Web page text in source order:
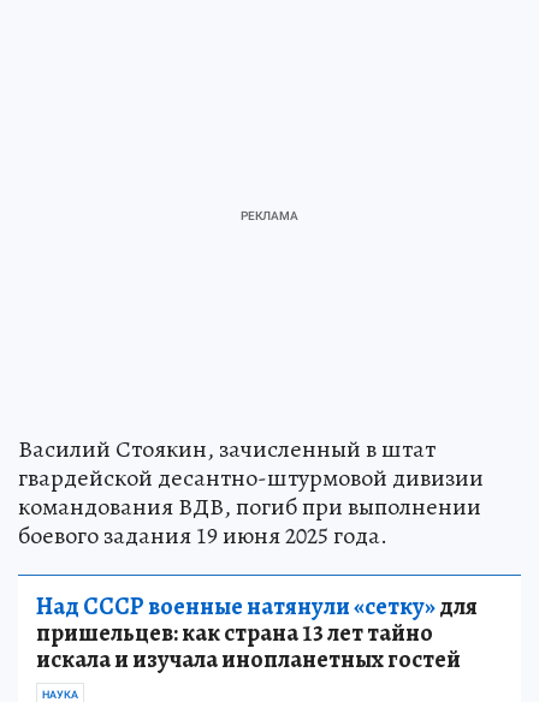
Василий Стоякин, зачисленный в штат
гвардейской десантно-штурмовой дивизии
командования ВДВ, погиб при выполнении
боевого задания 19 июня 2025 года.
Над СССР военные натянули «сетку»для
пришельцев: как страна 13 лет тайно
искала и изучала инопланетных гостей
НАУКА